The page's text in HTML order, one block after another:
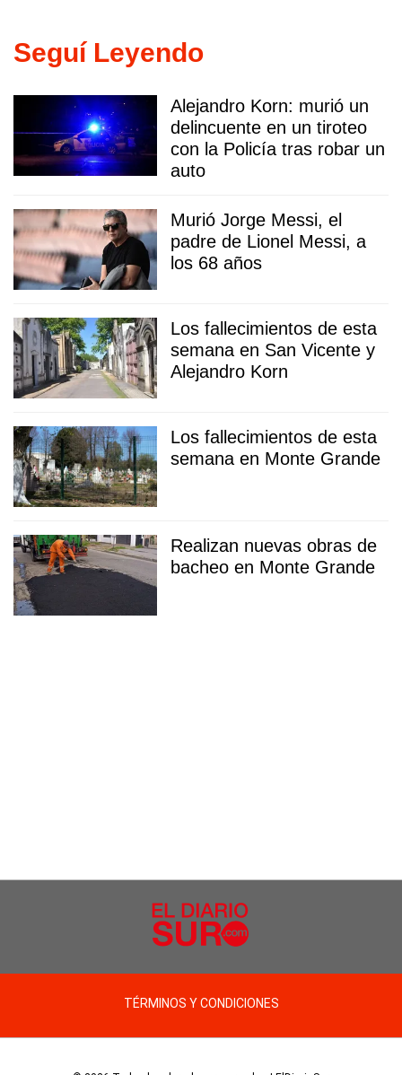
Seguí Leyendo
Alejandro Korn: murió un
delincuente en un tiroteo
con la Policía tras robar un
auto
Murió Jorge Messi, el
padre de Lionel Messi, a
los 68 años
Los fallecimientos de esta
semana en San Vicente y
Alejandro Korn
Los fallecimientos de esta
semana en Monte Grande
Realizan nuevas obras de
bacheo en Monte Grande
TÉRMINOS Y CONDICIONES